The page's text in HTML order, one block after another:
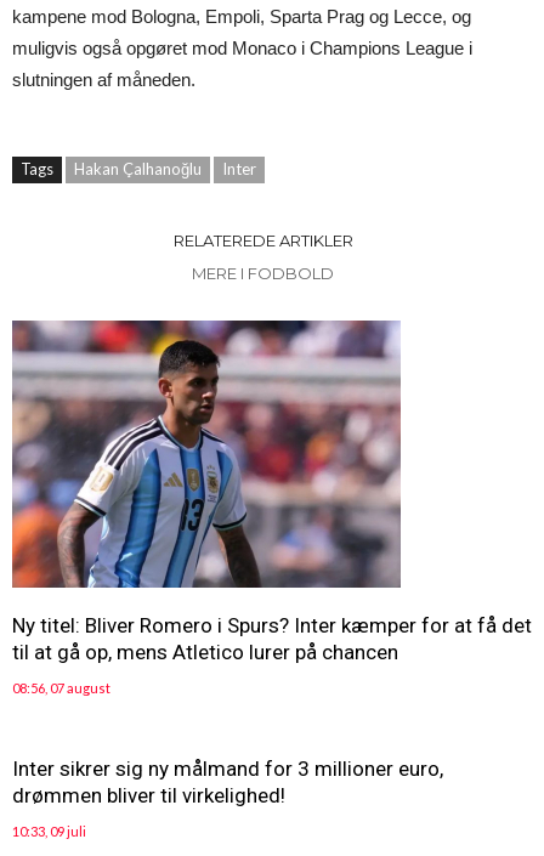
kampene mod Bologna, Empoli, Sparta Prag og Lecce, og
muligvis også opgøret mod Monaco i Champions League i
slutningen af måneden.
Tags Hakan Çalhanoğlu Inter
RELATEREDE ARTIKLER
MERE I FODBOLD
Ny titel: Bliver Romero i Spurs? Inter kæmper for at få det
til at gå op, mens Atletico lurer på chancen
08:56, 07 august
Inter sikrer sig ny målmand for 3 millioner euro,
drømmen bliver til virkelighed!
10:33, 09 juli